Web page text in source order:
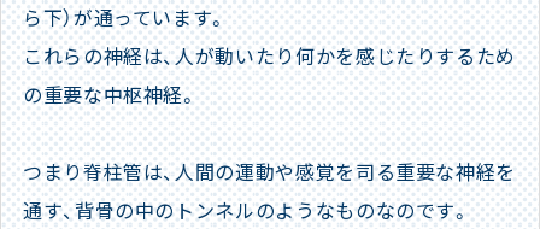
ら下）が通っています。
これらの神経は、人が動いたり何かを感じたりするため
の重要な中枢神経。
つまり脊柱管は、人間の運動や感覚を司る重要な神経を
通す、背骨の中のトンネルのようなものなのです。